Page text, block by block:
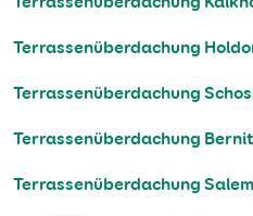
Terrassenüberdachung
Terrassenüberdachung
Terrassenüberdachung
Terrassenüberdachung